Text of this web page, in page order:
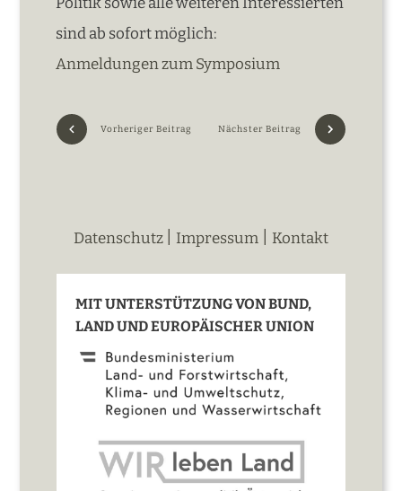
sind ab sofort möglich:
Anmeldungen zum Symposium
Vorheriger Beitrag Nächster Beitrag
Datenschutz Impressum Kontakt
MIT UNTERSTÜTZUNG VON BUND,
LAND UND EUROPÄISCHER UNION